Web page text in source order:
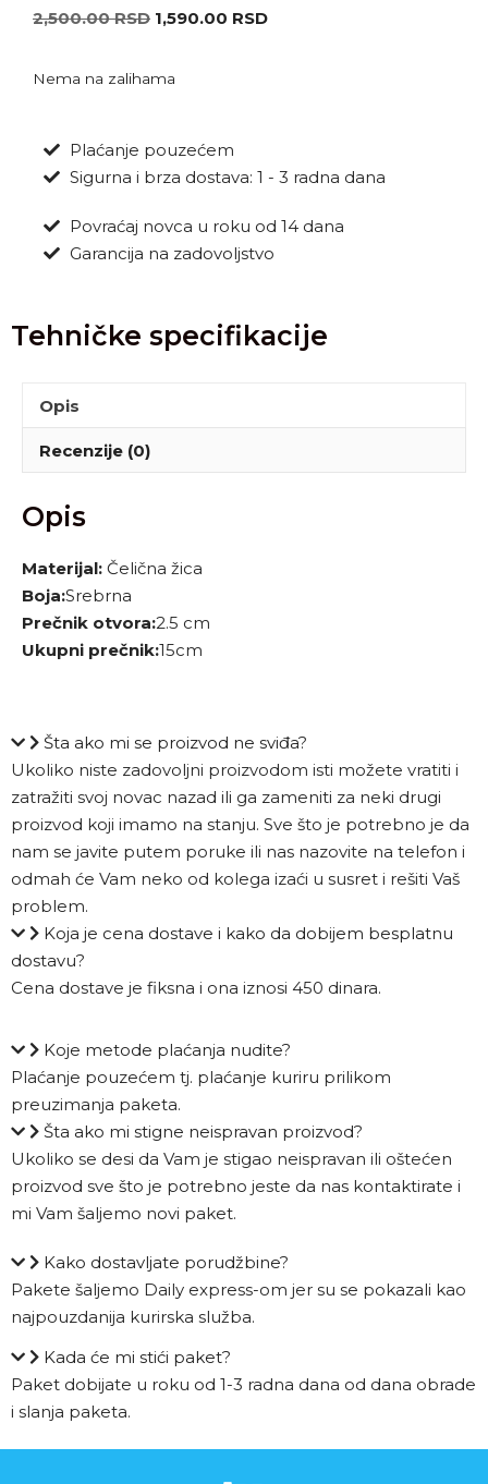
2,500.00RSD 1,590.00 RSD
Nema na zalihama
Plaćanje pouzećem
Sigurna i brza dostava: 1 - 3 radna dana
Povraćaj novca u roku od 14 dana
Garancija na zadovoljstvo
Tehničke specifikacije
Opis
Recenzije (0)
Opis
Materijal: Čelična žica
Boja:Srebrna
Prečnik otvora:2.5 cm
Ukupni prečnik:15cm
Šta ako mi se proizvod ne sviđa?
Ukoliko niste zadovoljni proizvodom isti možete vratiti i
zatražiti svoj novac nazad ili ga zameniti za neki drugi
proizvod koji imamo na stanju. Sve što je potrebno je da
nam se javite putem poruke ili nas nazovite na telefon i
odmah će Vam neko od kolega izaći u susret i rešiti Vaš
problem.
Koja je cena dostave i kako da dobijem besplatnu
dostavu?
Cena dostave je fiksna i ona iznosi 450 dinara.
Koje metode plaćanja nudite?
Plaćanje pouzećem tj. plaćanje kuriru prilikom
preuzimanja paketa.
Šta ako mi stigne neispravan proizvod?
Ukoliko se desi da Vam je stigao neispravan ili oštećen
proizvod sve što je potrebno jeste da nas kontaktirate i
mi Vam šaljemo novi paket.
Kako dostavljate porudžbine?
Pakete šaljemo Daily express-om jer su se pokazali kao
najpouzdanija kurirska služba.
Kada će mi stići paket?
Paket dobijate u roku od 1-3 radna dana od dana obrade
i slanja paketa.